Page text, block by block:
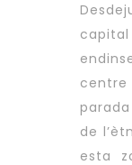
de
esta